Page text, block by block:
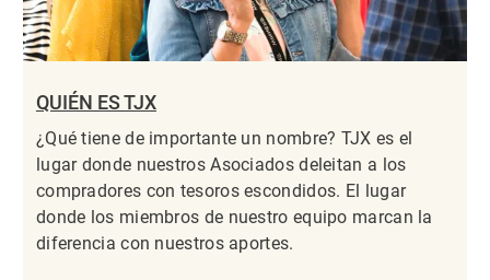
QUIÉN ES TJX
¿Qué tiene de importante un nombre? TJX es el
lugar donde nuestros Asociados deleitan a los
compradores con tesoros escondidos. El lugar
donde los miembros de nuestro equipo marcan la
diferencia con nuestros aportes.